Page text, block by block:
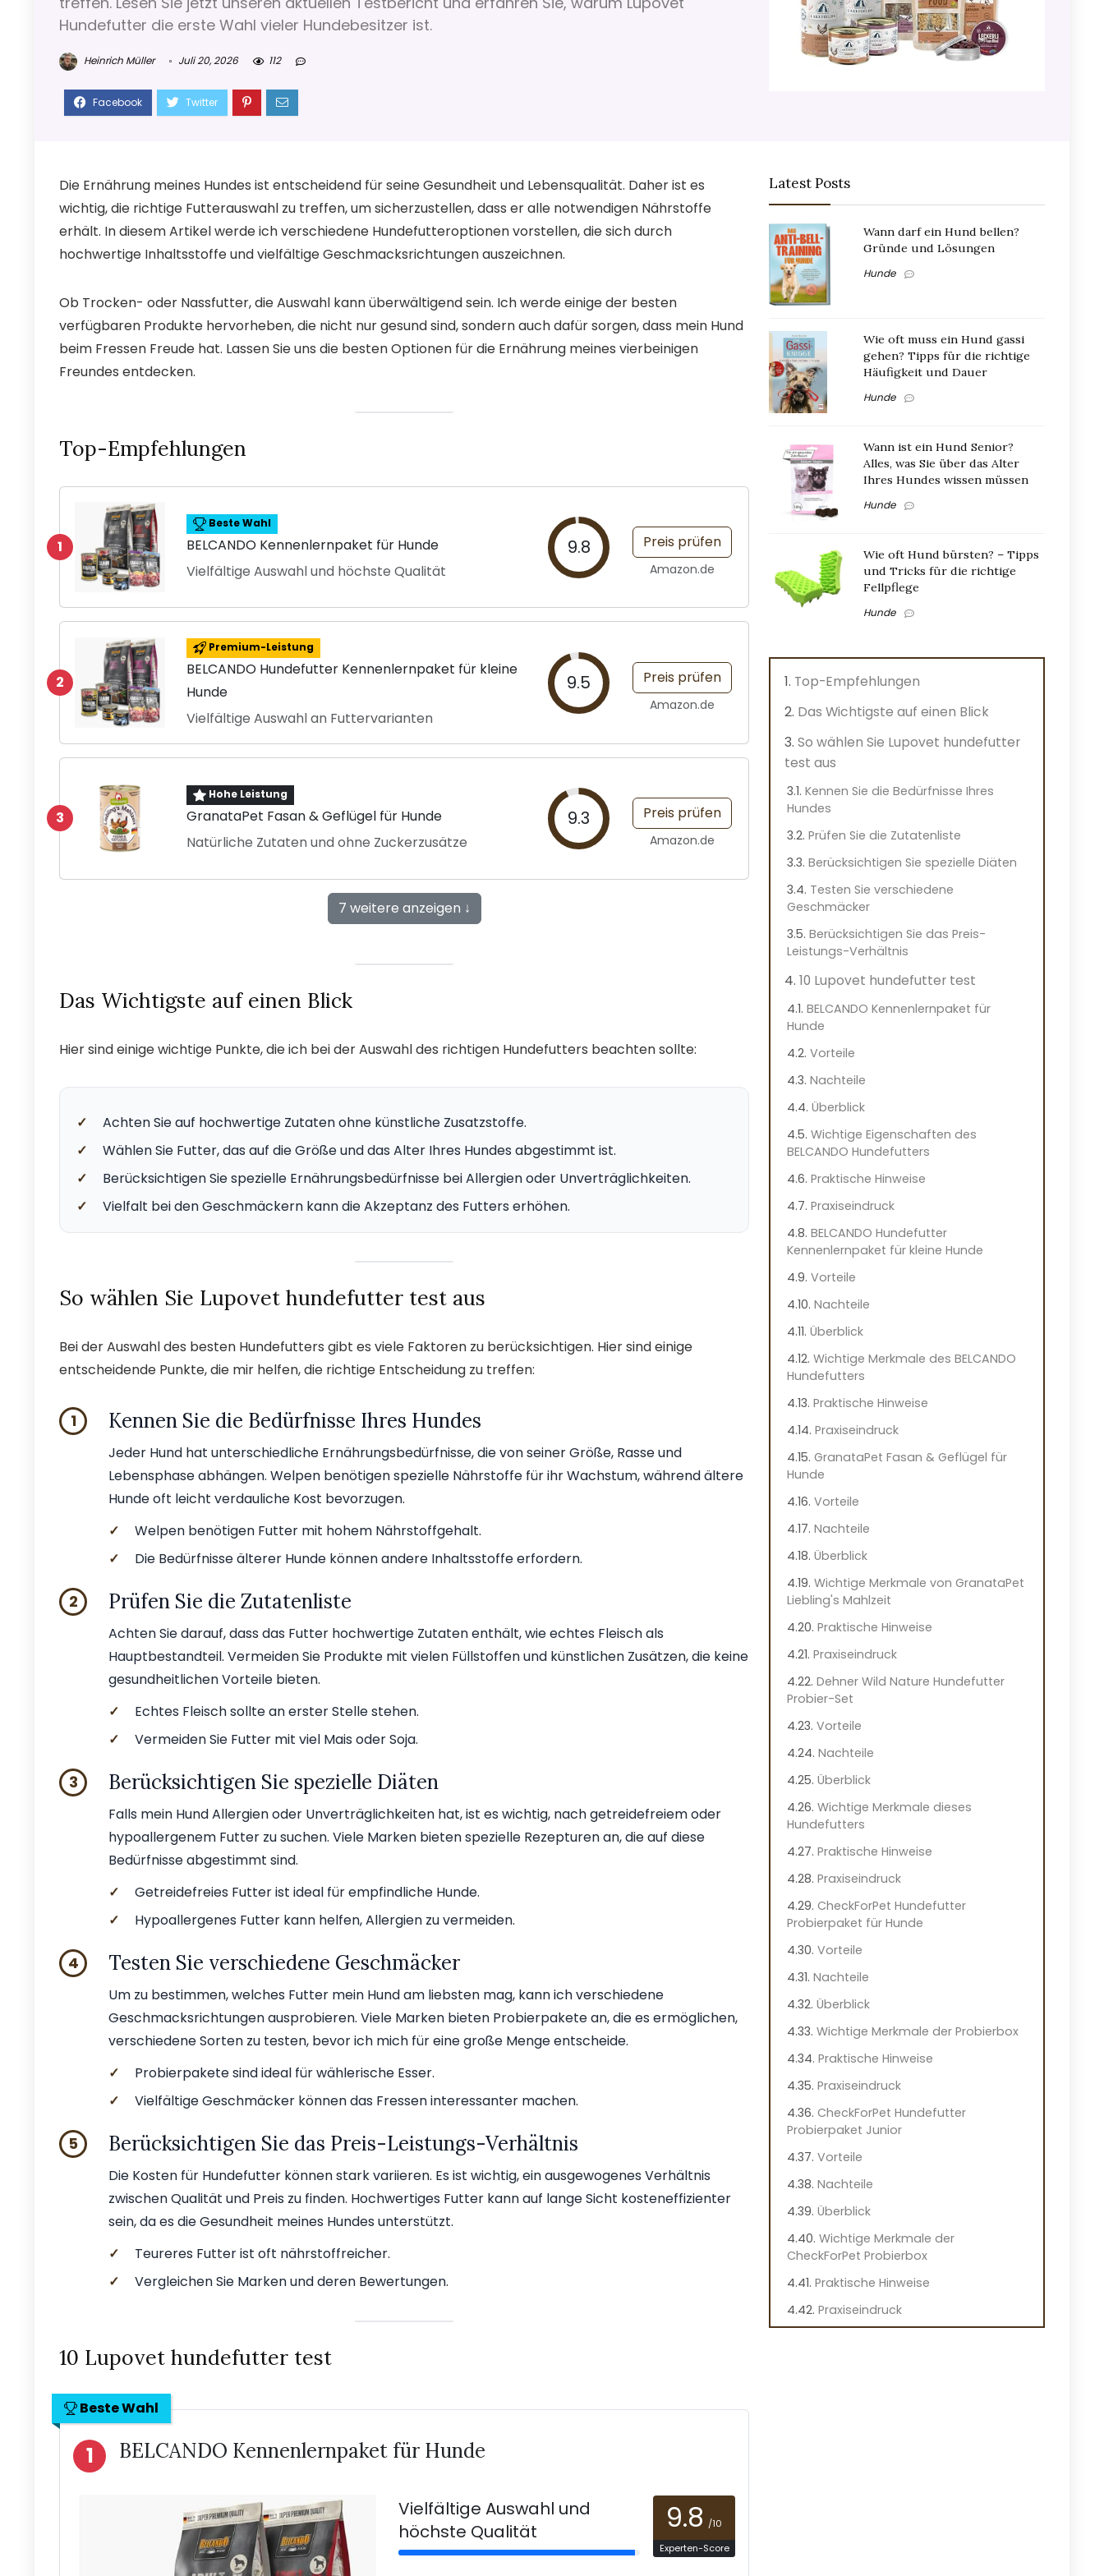
Hundefutter die erste Wahl vieler Hundebesitzer ist.
Heinrich Müller Juli 20, 2026 112
Die Ernährung meines Hundes ist entscheidend für seine Gesundheit und Lebensqualität. Daher ist es
wichtig, die richtige Futterauswahl zu treffen, um sicherzustellen, dass er alle notwendigen Nährstoffe
erhält. In diesem Artikel werde ich verschiedene Hundefutteroptionen vorstellen, die sich durch
hochwertige Inhaltsstoffe und vielfältige Geschmacksrichtungen auszeichnen.
Ob Trocken- oder Nassfutter, die Auswahl kann überwältigend sein. Ich werde einige der besten
verfügbaren Produkte hervorheben, die nicht nur gesund sind, sondern auch dafür sorgen, dass mein Hund
beim Fressen Freude hat. Lassen Sie uns die besten Optionen für die Ernährung meines vierbeinigen
Freundes entdecken.
Top-Empfehlungen
1
Beste Wahl
BELCANDO Kennenlernpaket für Hunde
Vielfältige Auswahl und höchste Qualität
9.8 Preis prüfen
Amazon.de
2
Premium-Leistung
BELCANDO Hundefutter Kennenlernpaket für kleine
Hunde
Vielfältige Auswahl an Futtervarianten
9.5 Preis prüfen
Amazon.de
3
Hohe Leistung
GranataPet Fasan & Geflügel für Hunde
Natürliche Zutaten und ohne Zuckerzusätze
9.3 Preis prüfen
Amazon.de
7 weitere anzeigen ↓
Das Wichtigste auf einen Blick
Hier sind einige wichtige Punkte, die ich bei der Auswahl des richtigen Hundefutters beachten sollte:
✓
Achten Sie auf hochwertige Zutaten ohne künstliche Zusatzstoffe.
✓
Wählen Sie Futter, das auf die Größe und das Alter Ihres Hundes abgestimmt ist.
✓
Berücksichtigen Sie spezielle Ernährungsbedürfnisse bei Allergien oder Unverträglichkeiten.
✓
Vielfalt bei den Geschmäckern kann die Akzeptanz des Futters erhöhen.
So wählen Sie Lupovet hundefutter test aus
Bei der Auswahl des besten Hundefutters gibt es viele Faktoren zu berücksichtigen. Hier sind einige
entscheidende Punkte, die mir helfen, die richtige Entscheidung zu treffen:
1 Kennen Sie die Bedürfnisse Ihres Hundes
Jeder Hund hat unterschiedliche Ernährungsbedürfnisse, die von seiner Größe, Rasse und
Lebensphase abhängen. Welpen benötigen spezielle Nährstoffe für ihr Wachstum, während ältere
Hunde oft leicht verdauliche Kost bevorzugen.
✓
Welpen benötigen Futter mit hohem Nährstoffgehalt.
✓
Die Bedürfnisse älterer Hunde können andere Inhaltsstoffe erfordern.
2 Prüfen Sie die Zutatenliste
Achten Sie darauf, dass das Futter hochwertige Zutaten enthält, wie echtes Fleisch als
Hauptbestandteil. Vermeiden Sie Produkte mit vielen Füllstoffen und künstlichen Zusätzen, die keine
gesundheitlichen Vorteile bieten.
✓
Echtes Fleisch sollte an erster Stelle stehen.
✓
Vermeiden Sie Futter mit viel Mais oder Soja.
3 Berücksichtigen Sie spezielle Diäten
Falls mein Hund Allergien oder Unverträglichkeiten hat, ist es wichtig, nach getreidefreiem oder
hypoallergenem Futter zu suchen. Viele Marken bieten spezielle Rezepturen an, die auf diese
Bedürfnisse abgestimmt sind.
✓
Getreidefreies Futter ist ideal für empfindliche Hunde.
✓
Hypoallergenes Futter kann helfen, Allergien zu vermeiden.
4 Testen Sie verschiedene Geschmäcker
Um zu bestimmen, welches Futter mein Hund am liebsten mag, kann ich verschiedene
Geschmacksrichtungen ausprobieren. Viele Marken bieten Probierpakete an, die es ermöglichen,
verschiedene Sorten zu testen, bevor ich mich für eine große Menge entscheide.
✓
Probierpakete sind ideal für wählerische Esser.
✓
Vielfältige Geschmäcker können das Fressen interessanter machen.
5 Berücksichtigen Sie das Preis-Leistungs-Verhältnis
Die Kosten für Hundefutter können stark variieren. Es ist wichtig, ein ausgewogenes Verhältnis
zwischen Qualität und Preis zu finden. Hochwertiges Futter kann auf lange Sicht kosteneffizienter
sein, da es die Gesundheit meines Hundes unterstützt.
✓
Teureres Futter ist oft nährstoffreicher.
✓
Vergleichen Sie Marken und deren Bewertungen.
10 Lupovet hundefutter test
Beste Wahl
1 BELCANDO Kennenlernpaket für Hunde
Vielfältige Auswahl und
höchste Qualität
9.8 /10
Experten-Score
Latest Posts
Wann darf ein Hund bellen?
Gründe und Lösungen
Hunde
Wie oft muss ein Hund gassi
gehen? Tipps für die richtige
Häufigkeit und Dauer
Hunde
Wann ist ein Hund Senior?
Alles, was Sie über das Alter
Ihres Hundes wissen müssen
Hunde
Wie oft Hund bürsten? – Tipps
und Tricks für die richtige
Fellpflege
Hunde
Top-Empfehlungen
Das Wichtigste auf einen Blick
So wählen Sie Lupovet hundefutter
test aus
Kennen Sie die Bedürfnisse Ihres
Hundes
Prüfen Sie die Zutatenliste
Berücksichtigen Sie spezielle Diäten
Testen Sie verschiedene
Geschmäcker
Berücksichtigen Sie das Preis-
Leistungs-Verhältnis
10 Lupovet hundefutter test
BELCANDO Kennenlernpaket für
Hunde
Vorteile
Nachteile
Überblick
Wichtige Eigenschaften des
BELCANDO Hundefutters
Praktische Hinweise
Praxiseindruck
BELCANDO Hundefutter
Kennenlernpaket für kleine Hunde
Vorteile
Nachteile
Überblick
Wichtige Merkmale des BELCANDO
Hundefutters
Praktische Hinweise
Praxiseindruck
GranataPet Fasan & Geflügel für
Hunde
Vorteile
Nachteile
Überblick
Wichtige Merkmale von GranataPet
Liebling's Mahlzeit
Praktische Hinweise
Praxiseindruck
Dehner Wild Nature Hundefutter
Probier-Set
Vorteile
Nachteile
Überblick
Wichtige Merkmale dieses
Hundefutters
Praktische Hinweise
Praxiseindruck
CheckForPet Hundefutter
Probierpaket für Hunde
Vorteile
Nachteile
Überblick
Wichtige Merkmale der Probierbox
Praktische Hinweise
Praxiseindruck
CheckForPet Hundefutter
Probierpaket Junior
Vorteile
Nachteile
Überblick
Wichtige Merkmale der
CheckForPet Probierbox
Praktische Hinweise
Praxiseindruck